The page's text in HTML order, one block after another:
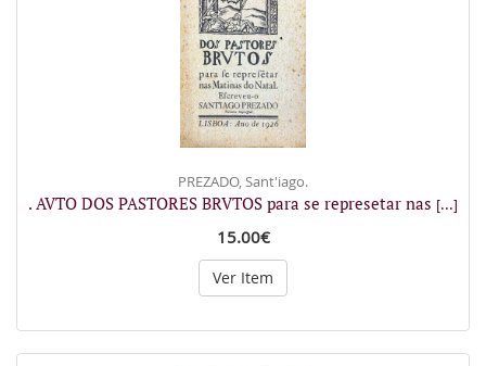
PREZADO, Sant'iago.
. AVTO DOS PASTORES BRVTOS para se represetar nas [...]
15.00€
Ver Item